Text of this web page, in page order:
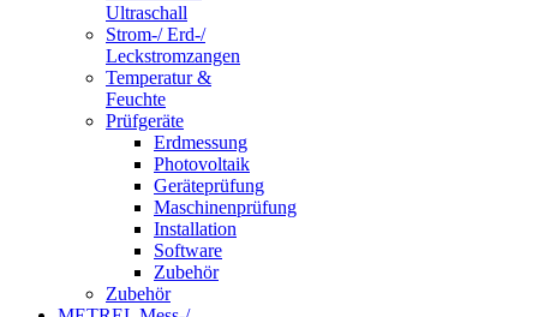
Ultraschall
Strom-/ Erd-/
Leckstromzangen
Temperatur &
Feuchte
Prüfgeräte
Erdmessung
Photovoltaik
Geräteprüfung
Maschinenprüfung
Installation
Software
Zubehör
Zubehör